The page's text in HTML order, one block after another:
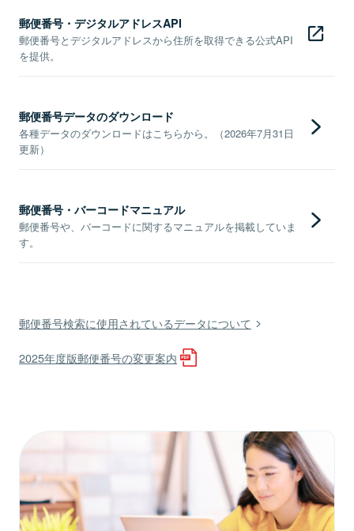
郵便番号・デジタルアドレスAPI
郵便番号とデジタルアドレスから住所を取得できる公式API
を提供。
郵便番号データのダウンロード
各種データのダウンロードはこちらから。（2026年7月31日
更新）
郵便番号・バーコードマニュアル
郵便番号や、バーコードに関するマニュアルを掲載していま
す。
郵便番号検索に使用されているデータについて
2025年度版郵便番号の変更案内